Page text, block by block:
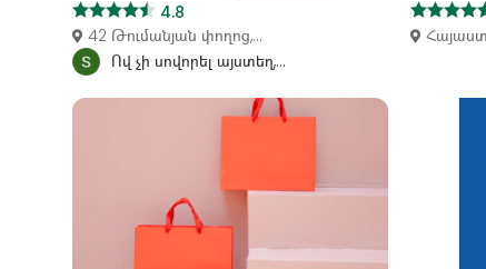
4.8
42 Թումանյան փողոց,...
Ով չի սովորել այստեղ,...